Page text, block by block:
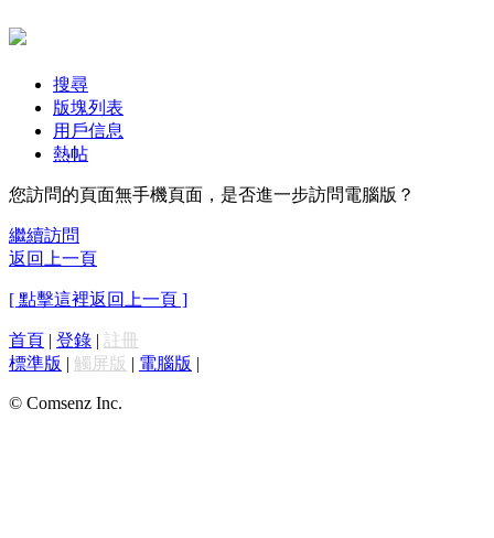
搜尋
版塊列表
用戶信息
熱帖
您訪問的頁面無手機頁面，是否進一步訪問電腦版？
繼續訪問
返回上一頁
[ 點擊這裡返回上一頁 ]
首頁 | 登錄 | 註冊
標準版 | 觸屏版 | 電腦版 |
© Comsenz Inc.